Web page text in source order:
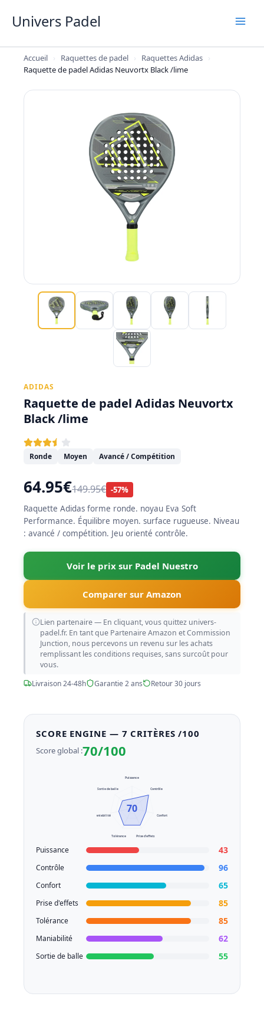
Univers Padel
Accueil › Raquettes de padel › Raquettes Adidas ›
Raquette de padel Adidas Neuvortx Black /lime
ADIDAS
Raquette de padel Adidas Neuvortx
Black /lime
Ronde Moyen Avancé / Compétition
64.95€149.95€ -57%
Raquette Adidas forme ronde. noyau Eva Soft
Performance. Équilibre moyen. surface rugueuse. Niveau
: avancé / compétition. Jeu orienté contrôle.
Voir le prix sur Padel Nuestro
Comparer sur Amazon
Lien partenaire — En cliquant, vous quittez univers-
padel.fr. En tant que Partenaire Amazon et Commission
Junction, nous percevons un revenu sur les achats
remplissant les conditions requises, sans surcoût pour
vous.
Livraison 24-48h
Garantie 2 ans Retour 30 jours
SCORE ENGINE — 7 CRITÈRES /100
Score global :70/100
Puissance
Contrôle
Confort
Prise d'effets
Tolérance
Maniabilité
Sortie de balle
70
Puissance 43
Contrôle 96
Confort 65
Prise d'effets 85
Tolérance 85
Maniabilité 62
Sortie de balle 55